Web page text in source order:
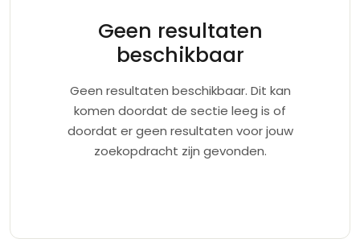
Geen resultaten
beschikbaar
Geen resultaten beschikbaar. Dit kan
komen doordat de sectie leeg is of
doordat er geen resultaten voor jouw
zoekopdracht zijn gevonden.